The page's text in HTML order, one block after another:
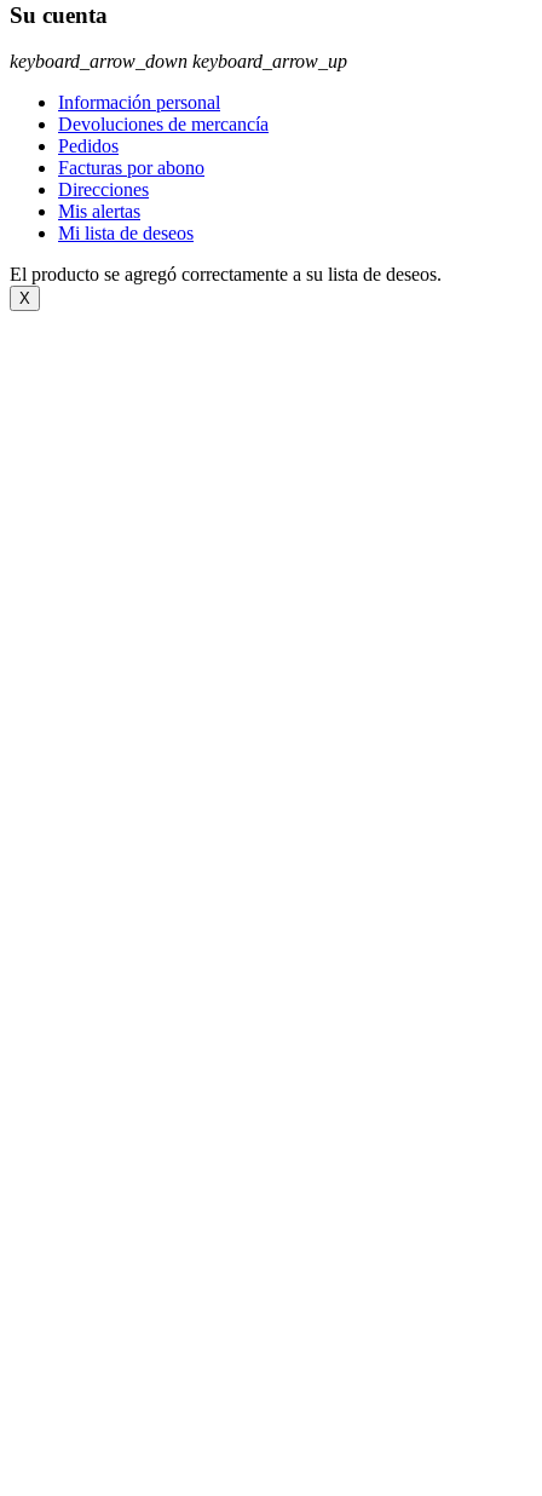
Su cuenta
keyboard_arrow_down keyboard_arrow_up
Información personal
Devoluciones de mercancía
Pedidos
Facturas por abono
Direcciones
Mis alertas
Mi lista de deseos
El producto se agregó correctamente a su lista de deseos.
X